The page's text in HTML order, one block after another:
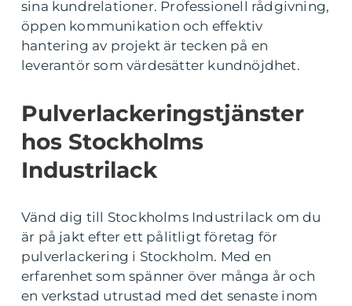
sina kundrelationer. Professionell rådgivning,
öppen kommunikation och effektiv
hantering av projekt är tecken på en
leverantör som värdesätter kundnöjdhet.
Pulverlackeringstjänster
hos Stockholms
Industrilack
Vänd dig till Stockholms Industrilack om du
är på jakt efter ett pålitligt företag för
pulverlackering i Stockholm. Med en
erfarenhet som spänner över många år och
en verkstad utrustad med det senaste inom